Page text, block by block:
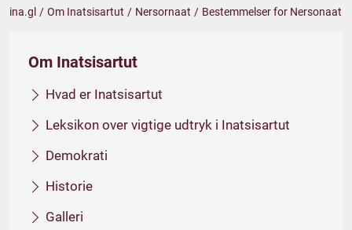
ina.gl / Om Inatsisartut / Nersornaat / Bestemmelser for Nersonaat
Om Inatsisartut
Hvad er Inatsisartut
Leksikon over vigtige udtryk i Inatsisartut
Demokrati
Historie
Galleri